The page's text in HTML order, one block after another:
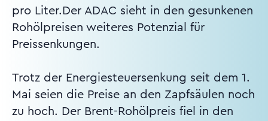
pro Liter.Der ADAC sieht in den gesunkenen
Rohölpreisen weiteres Potenzial für
Preissenkungen.
Trotz der Energiesteuersenkung seit dem 1.
Mai seien die Preise an den Zapfsäulen noch
zu hoch. Der Brent-Rohölpreis fiel in den